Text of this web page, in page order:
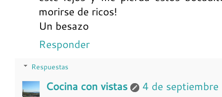
morirse de ricos!
Un besazo
Responder
Respuestas
Cocina con vistas
4 de